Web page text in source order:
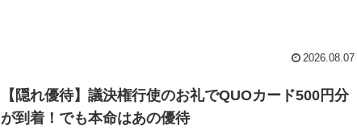
2026.08.07
【隠れ優待】議決権行使のお礼でQUOカード500円分
が到着！でも本命はあの優待